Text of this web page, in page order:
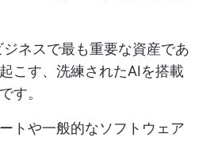
ネスで最も重要な資産であ
こす、洗練されたAIを搭載
す。
トや一般的なソフトウェア